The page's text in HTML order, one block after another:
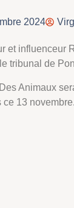
2024
et influenceur
tribunal de
Animaux
ce 13 novembre.